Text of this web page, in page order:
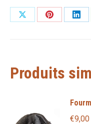
PartagerPartager
Produits
€9,00